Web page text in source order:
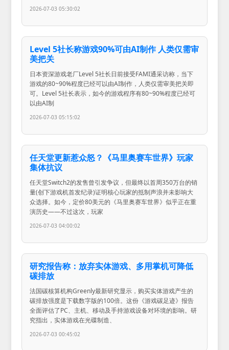
2026-07-03 05:30:02
Level 5社长称游戏90%可由AI制作 人类仅需审
美把关
日本资深游戏老厂Level 5社长日前接受FAMI通采访称，当下
游戏的80~90%程度已经可以由AI制作，人类仅需审美把关即
可。Level 5社长表示，如今的游戏程序有80~90%程度已经可
以由AI制
2026-07-03 05:15:02
任天堂更新惹众怒？《马里奥赛车世界》玩家
集体抗议
任天堂Switch2的发售曾引发争议，但最终以首周350万台的销
量(创下游戏机首发纪录)证明核心玩家的抵制声浪并未影响大
众选择。如今，定价80美元的《马里奥赛车世界》似乎正在重
演历史——不过这次，玩家
2026-07-03 04:00:02
研究报告称：放弃实体游戏、多用掌机可降低
碳排放
法国碳核算机构Greenly最新研究显示，购买实体游戏产生的
碳排放强度是下载数字版的100倍。这份《游戏碳足迹》报告
全面评估了PC、主机、移动及手持游戏设备对环境的影响。研
究指出，实体游戏在光碟制造、
2026-07-03 00:45:02